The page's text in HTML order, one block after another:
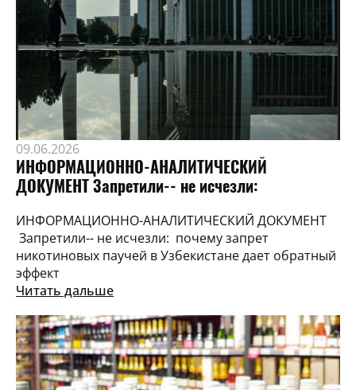
09.06.2026
ИНФОРМАЦИОННО-АНАЛИТИЧЕСКИЙ
ДОКУМЕНТ Запретили-- не исчезли:
ИНФОРМАЦИОННО-АНАЛИТИЧЕСКИЙ ДОКУМЕНТ
Запретили-- не исчезли: почему запрет
никотиновых паучей в Узбекистане дает обратный
эффект
Читать дальше